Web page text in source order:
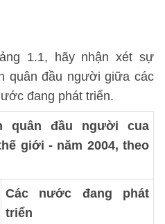
1.1, hãy nhận xét sự
quân đầu người giữa các
đang phát triển.
quân đầu người cua
giới - năm 2004, theo
Các nước đang phát
triển